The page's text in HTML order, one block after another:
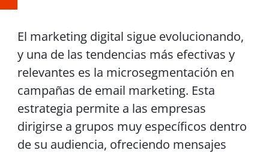
El marketing digital sigue evolucionando,
y una de las tendencias más efectivas y
relevantes es la microsegmentación en
campañas de email marketing. Esta
estrategia permite a las empresas
dirigirse a grupos muy específicos dentro
de su audiencia, ofreciendo mensajes